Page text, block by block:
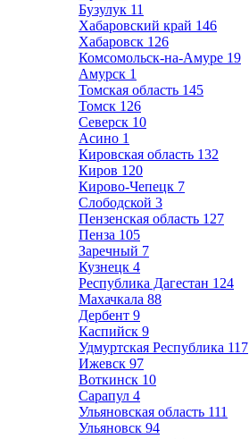
Бузулук 11
Хабаровский край 146
Хабаровск 126
Комсомольск-на-Амуре 19
Амурск 1
Томская область 145
Томск 126
Северск 10
Асино 1
Кировская область 132
Киров 120
Кирово-Чепецк 7
Слободской 3
Пензенская область 127
Пенза 105
Заречный 7
Кузнецк 4
Республика Дагестан 124
Махачкала 88
Дербент 9
Каспийск 9
Удмуртская Республика 117
Ижевск 97
Воткинск 10
Сарапул 4
Ульяновская область 111
Ульяновск 94